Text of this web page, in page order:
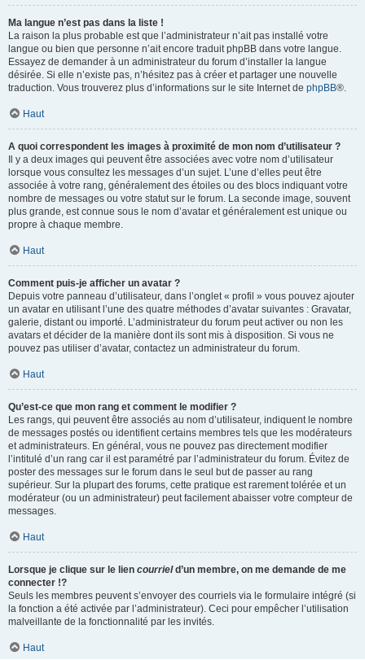
Ma langue n’est pas dans la liste !
La raison la plus probable est que l’administrateur n’ait pas installé votre
langue ou bien que personne n’ait encore traduit phpBB dans votre langue.
Essayez de demander à un administrateur du forum d’installer la langue
désirée. Si elle n’existe pas, n’hésitez pas à créer et partager une nouvelle
traduction. Vous trouverez plus d’informations sur le site Internet de phpBB®.
Haut
A quoi correspondent les images à proximité de mon nom d’utilisateur ?
Il y a deux images qui peuvent être associées avec votre nom d’utilisateur
lorsque vous consultez les messages d’un sujet. L’une d’elles peut être
associée à votre rang, généralement des étoiles ou des blocs indiquant votre
nombre de messages ou votre statut sur le forum. La seconde image, souvent
plus grande, est connue sous le nom d’avatar et généralement est unique ou
propre à chaque membre.
Haut
Comment puis-je afficher un avatar ?
Depuis votre panneau d’utilisateur, dans l’onglet « profil » vous pouvez ajouter
un avatar en utilisant l’une des quatre méthodes d’avatar suivantes : Gravatar,
galerie, distant ou importé. L’administrateur du forum peut activer ou non les
avatars et décider de la manière dont ils sont mis à disposition. Si vous ne
pouvez pas utiliser d’avatar, contactez un administrateur du forum.
Haut
Qu’est-ce que mon rang et comment le modifier ?
Les rangs, qui peuvent être associés au nom d’utilisateur, indiquent le nombre
de messages postés ou identifient certains membres tels que les modérateurs
et administrateurs. En général, vous ne pouvez pas directement modifier
l’intitulé d’un rang car il est paramétré par l’administrateur du forum. Évitez de
poster des messages sur le forum dans le seul but de passer au rang
supérieur. Sur la plupart des forums, cette pratique est rarement tolérée et un
modérateur (ou un administrateur) peut facilement abaisser votre compteur de
messages.
Haut
Lorsque je clique sur le lien courrield’un membre, on me demande de me
connecter !?
Seuls les membres peuvent s’envoyer des courriels via le formulaire intégré (si
la fonction a été activée par l’administrateur). Ceci pour empêcher l’utilisation
malveillante de la fonctionnalité par les invités.
Haut